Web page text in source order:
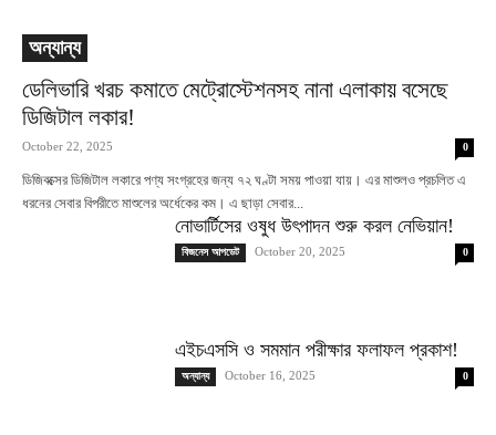
অন্যান্য
ডেলিভারি খরচ কমাতে মেট্রোস্টেশনসহ নানা এলাকায় বসেছে
ডিজিটাল লকার!
October 22, 2025 0
ডিজিবক্সের ডিজিটাল লকারে পণ্য সংগ্রহের জন্য ৭২ ঘণ্টা সময় পাওয়া যায়। এর মাশুলও প্রচলিত এ
ধরনের সেবার বিপরীতে মাশুলের অর্ধেকের কম। এ ছাড়া সেবার...
নোভার্টিসের ওষুধ উৎপাদন শুরু করল নেভিয়ান!
বিজনেস আপডেট October 20, 2025 0
এইচএসসি ও সমমান পরীক্ষার ফলাফল প্রকাশ!
অন্যান্য October 16, 2025 0